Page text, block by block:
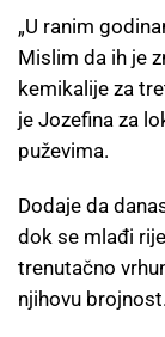
„U ranim
Mislim da ih je
kemikalije za
je Jozefina za
puževima.
Dodaje da
dok se mlađi
trenutačno
njihovu brojnost.